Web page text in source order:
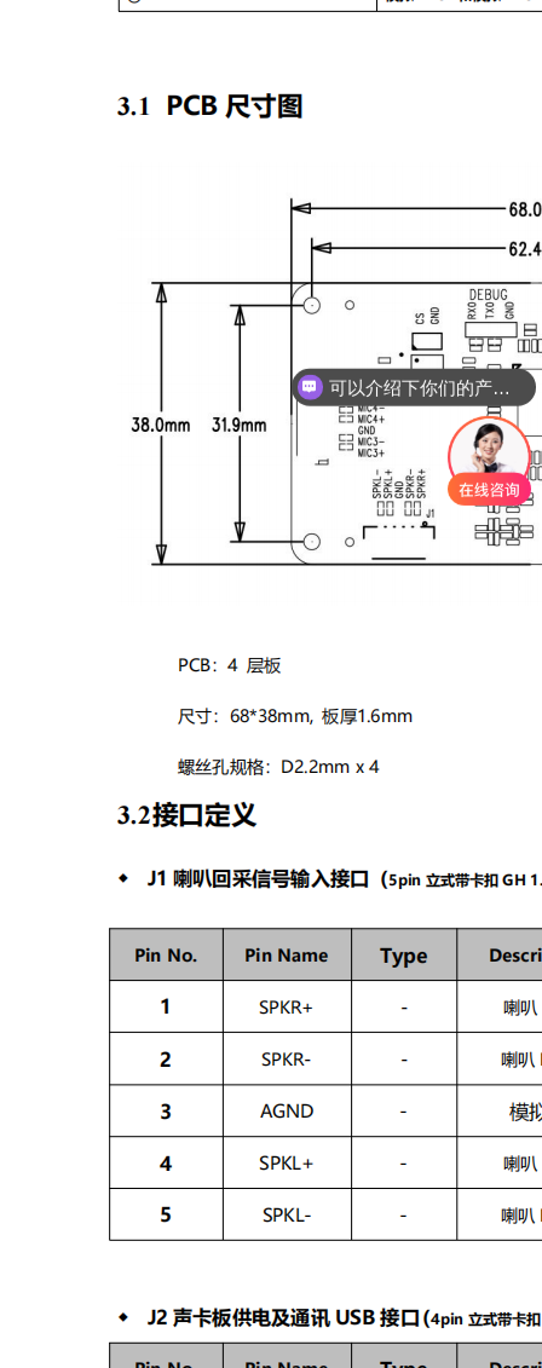
可以介绍下你们的产品么